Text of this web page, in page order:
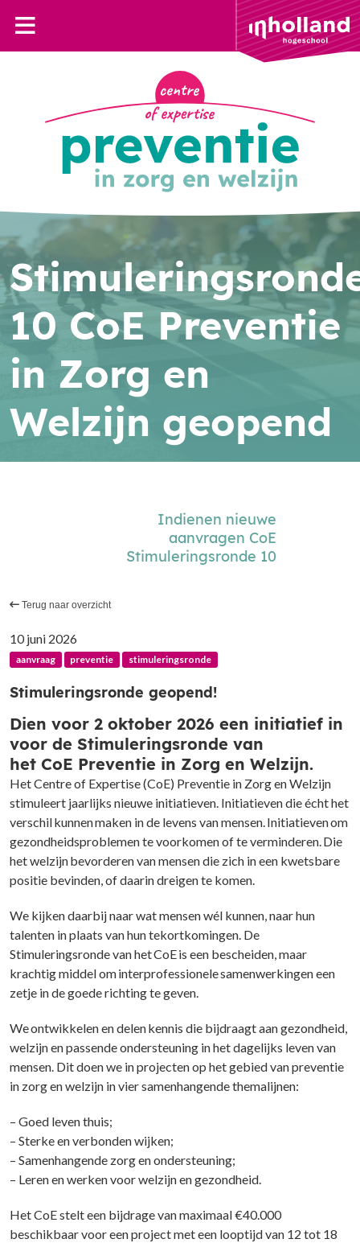
10 CoE Preventie
in Zorg en
Welzijn geopend
Indienen nieuwe
aanvragen CoE
Stimuleringsronde 10
Terug naar overzicht
10 juni 2026
aanvraag preventie stimuleringsronde
Stimuleringsronde geopend!
Dien voor 2 oktober 2026 een initiatief in
voor de Stimuleringsronde van
het CoE Preventie in Zorg en Welzijn.
Het Centre of Expertise (CoE) Preventie in Zorg en Welzijn
stimuleert jaarlijks nieuwe initiatieven. Initiatieven die écht het
verschil kunnen maken in de levens van mensen. Initiatieven om
gezondheidsproblemen te voorkomen of te verminderen. Die
het welzijn bevorderen van mensen die zich in een kwetsbare
positie bevinden, of daarin dreigen te komen.
We kijken daarbij naar wat mensen wél kunnen, naar hun
talenten in plaats van hun tekortkomingen. De
Stimuleringsronde van het CoE is een bescheiden, maar
krachtig middel om interprofessionele samenwerkingen een
zetje in de goede richting te geven.
We ontwikkelen en delen kennis die bijdraagt aan gezondheid,
welzijn en passende ondersteuning in het dagelijks leven van
mensen. Dit doen we in projecten op het gebied van preventie
in zorg en welzijn in vier samenhangende themalijnen:
– Goed leven thuis;
– Sterke en verbonden wijken;
– Samenhangende zorg en ondersteuning;
– Leren en werken voor welzijn en gezondheid.
Het CoE stelt een bijdrage van maximaal €40.000
beschikbaar voor een project met een looptijd van 12 tot 18